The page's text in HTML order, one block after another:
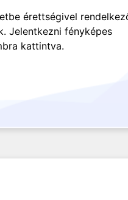
érettségivel
Jelentkezni fényképes
kattintva.